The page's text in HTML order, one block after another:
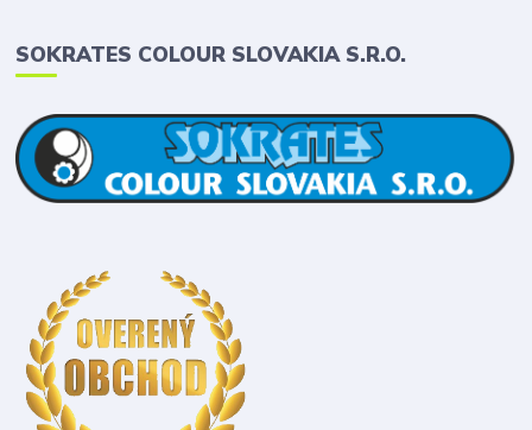
SOKRATES COLOUR SLOVAKIA S.R.O.